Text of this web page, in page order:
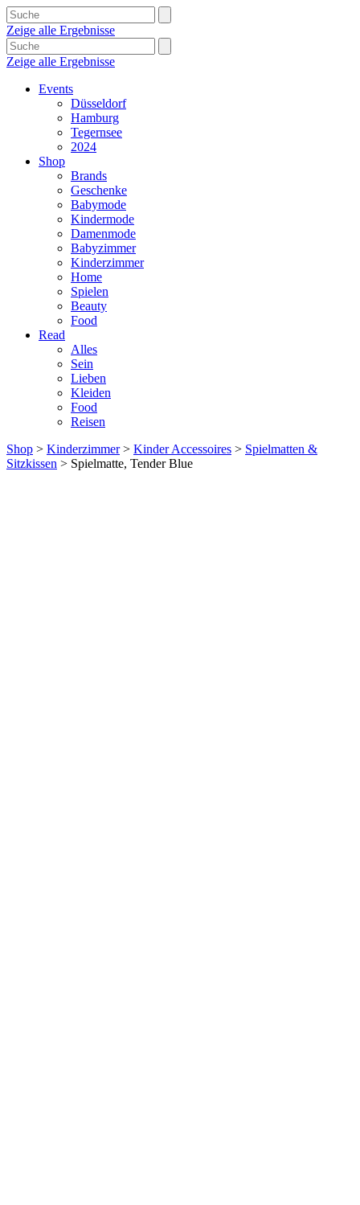
Zeige alle Ergebnisse
Zeige alle Ergebnisse
Events
Düsseldorf
Hamburg
Tegernsee
2024
Shop
Brands
Geschenke
Babymode
Kindermode
Damenmode
Babyzimmer
Kinderzimmer
Home
Spielen
Beauty
Food
Read
Alles
Sein
Lieben
Kleiden
Food
Reisen
Shop > Kinderzimmer> Kinder Accessoires > Spielmatten &
Sitzkissen > Spielmatte, Tender Blue